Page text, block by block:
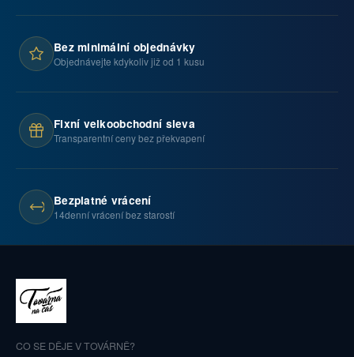
Bez minimální objednávky
Objednávejte kdykoliv již od 1 kusu
Fixní velkoobchodní sleva
Transparentní ceny bez překvapení
Bezplatné vrácení
14denní vrácení bez starostí
CO SE DĚJE V TOVÁRNĚ?